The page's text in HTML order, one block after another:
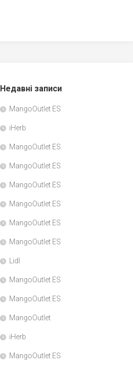
Недавні записи
MangoOutlet ES
iHerb
MangoOutlet ES
MangoOutlet ES
MangoOutlet ES
MangoOutlet ES
MangoOutlet ES
MangoOutlet ES
Lidl
MangoOutlet ES
MangoOutlet ES
MangoOutlet
iHerb
MangoOutlet ES